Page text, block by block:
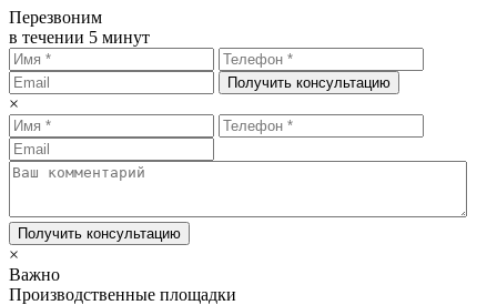
Перезвоним
в течении 5 минут
Получить консультацию
×
Получить консультацию
×
Важно
Производственные площадки